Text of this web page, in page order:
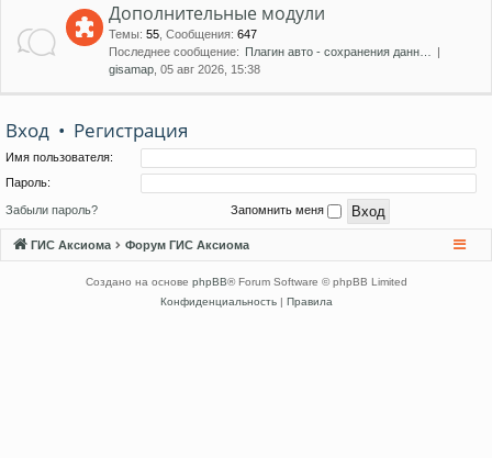
Дополнительные модули
Темы: 55 Сообщения: 647
Последнее сообщение: Плагин авто - сохранения данн…
gisamap , 05 авг 2026, 15:38
Вход • Регистрация
Имя пользователя:
Пароль:
Забыли пароль? Запомнить меня
ГИС Аксиома Форум ГИС Аксиома
Создано на основе phpBB® Forum Software © phpBB Limited
Конфиденциальность| Правила